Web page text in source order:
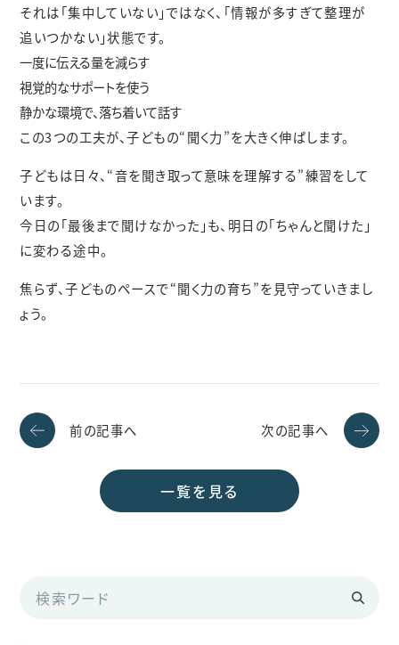
それは「集中していない」ではなく、「情報が多すぎて整理が
追いつかない」状態です。
一度に伝える量を減らす
視覚的なサポートを使う
静かな環境で、落ち着いて話す
この3つの工夫が、子どもの“聞く力”を大きく伸ばします。
子どもは日々、“音を聞き取って意味を理解する”練習をして
います。
今日の「最後まで聞けなかった」も、明日の「ちゃんと聞けた」
に変わる途中。
焦らず、子どものペースで“聞く力の育ち”を見守っていきまし
ょう。
前の記事へ 次の記事へ
一覧を見る